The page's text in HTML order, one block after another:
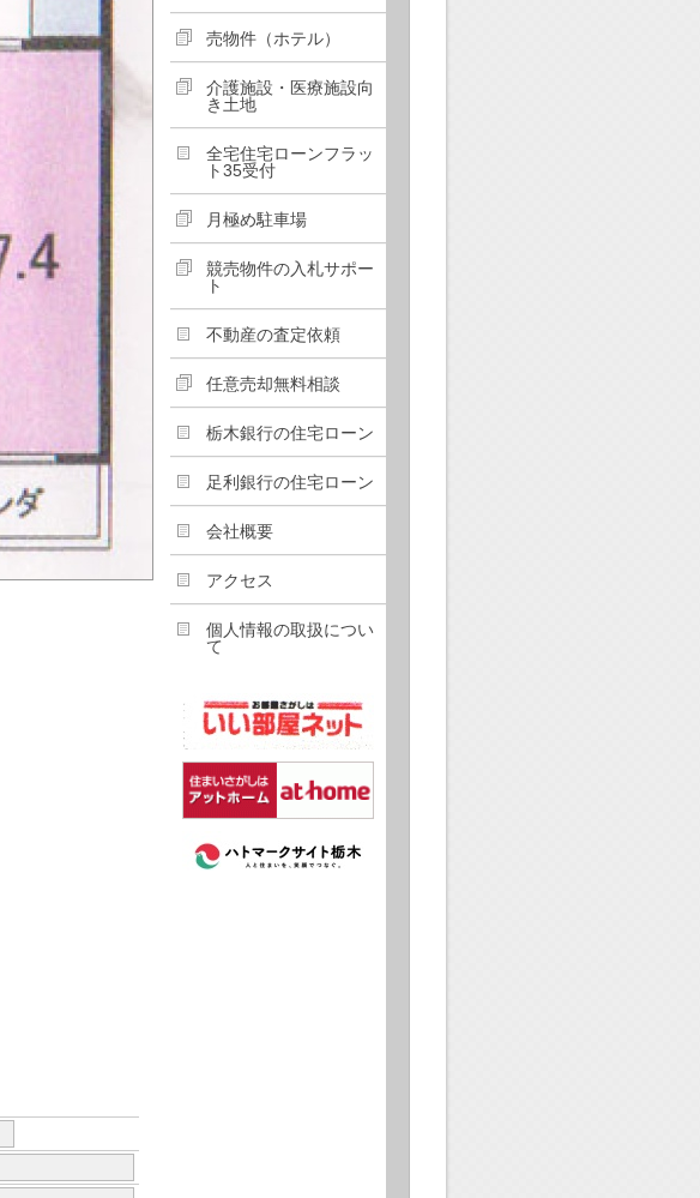
売物件（ホテル）
介護施設・医療施設向
き土地
全宅住宅ローンフラッ
ト35受付
月極め駐車場
競売物件の入札サポー
ト
不動産の査定依頼
任意売却無料相談
栃木銀行の住宅ローン
足利銀行の住宅ローン
会社概要
アクセス
個人情報の取扱につい
て